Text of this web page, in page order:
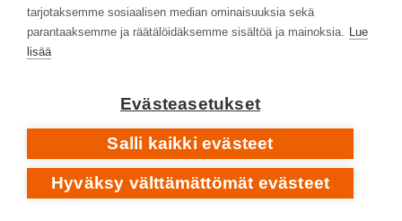
tarjotaksemme sosiaalisen median ominaisuuksia sekä
parantaaksemme ja räätälöidäksemme sisältöä ja mainoksia. Lue
lisää
Evästeasetukset
Salli kaikki evästeet
Hyväksy välttämättömät evästeet